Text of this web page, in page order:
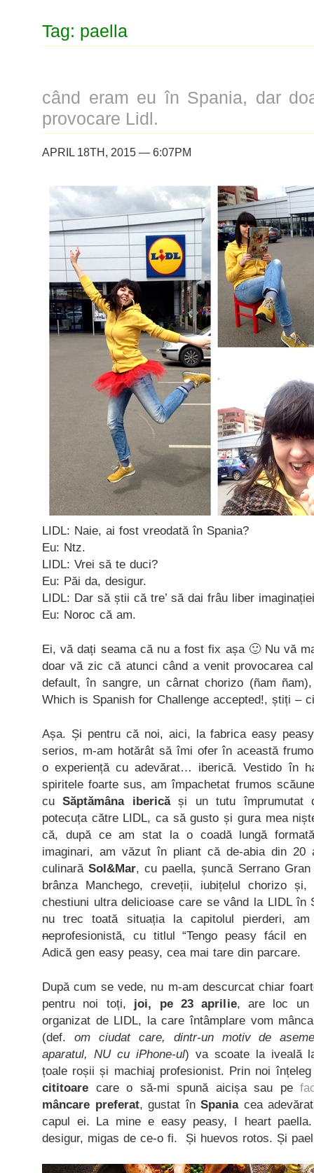
Tag: paella
când eram eu în Spania, dar
provocare Lidl.
APRIL 18TH, 2015 — 6:07PM
LIDL: Naie, ai fost vreodată în Spania?
Eu: Ntz.
LIDL: Vrei să te duci?
Eu: Păi da, desigur.
LIDL: Dar să știi că tre’ să dai frâu liber
Eu: Noroc că am.
Ei, vă dați seama că nu a fost fix așa 🙂 Nu vă
doar vă zic că atunci când a venit provocarea
default, în sangre, un cârnat chorizo (ñam
Which is Spanish for Challenge accepted!, știți –
Așa. Și pentru că noi, aici, la fabrica easy
serios, m-am hotărât să îmi ofer în această
o experiență cu adevărat… iberică. Vestido în
spiritele foarte sus, am împachetat frumos
cuSăptămâna ibericăși un tutu împrumutat
potecuța către LIDL, ca să gusto și gura mea
că, după ce am stat la o coadă lungă
imaginari, am văzut în pliant că de-abia din 20
culinarăSol&Mar, cu paella, șuncă Serrano
brânza Manchego, creveții, iubițelul chorizo
chestiuni ultra delicioase care se vând la LIDL în
nu trec toată situația la capitolul pierderi,
neprofesionistă, cu titlul “Tengo peasy fácil en
Adică gen easy peasy, cea mai tare din parcare.
După cum se vede, nu m-am descurcat chiar
pentru noi toți, joi, pe 23 aprilie, are loc un
organizat de LIDL, la care întâmplare vom
(def. om ciudat care, dintr-un motiv de
aparatul, NU cu iPhone-ul) va scoate la iveală
țoale roșii și machiaj profesionist. Prin noi
cititoare care o să-mi spună aicișa sau pe
mâncare preferat, gustat înSpaniacea
capul ei. La mine e easy peasy, I heart
desigur, migas de ce-o fi. Și huevos rotos. Și